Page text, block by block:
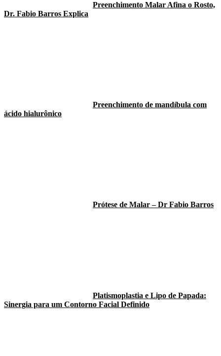
Preenchimento Malar Afina o Rosto,
Dr. Fabio Barros Explica
Preenchimento de mandíbula com
ácido hialurônico
Prótese de Malar – Dr Fabio Barros
Platismoplastia e Lipo de Papada:
Sinergia para um Contorno Facial Definido